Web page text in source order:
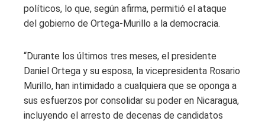
políticos, lo que, según afirma, permitió el ataque
del gobierno de Ortega-Murillo a la democracia.
“Durante los últimos tres meses, el presidente
Daniel Ortega y su esposa, la vicepresidenta Rosario
Murillo, han intimidado a cualquiera que se oponga a
sus esfuerzos por consolidar su poder en Nicaragua,
incluyendo el arresto de decenas de candidatos